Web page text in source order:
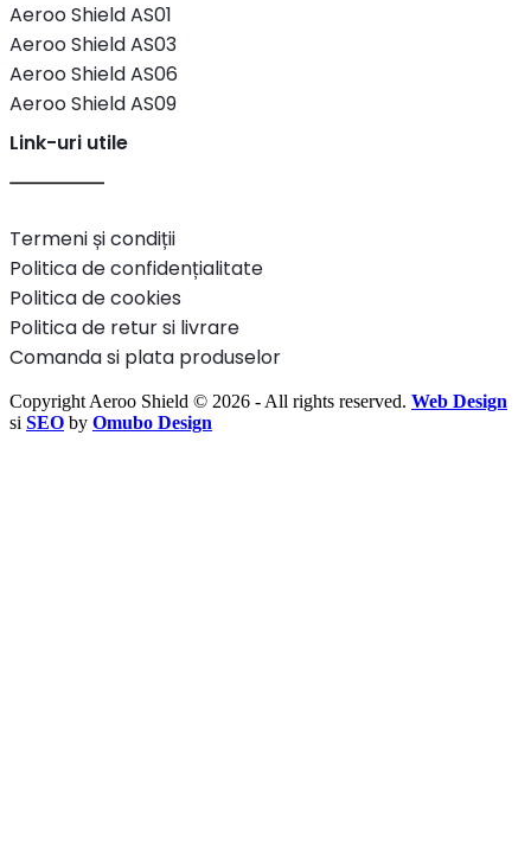
Aeroo Shield AS01
Aeroo Shield AS03
Aeroo Shield AS06
Aeroo Shield AS09
Link-uri utile
Termeni și condiții
Politica de confidențialitate
Politica de cookies
Politica de retur si livrare
Comanda si plata produselor
Copyright Aeroo Shield © 2026 - All rights reserved. Web Design
si SEO by Omubo Design